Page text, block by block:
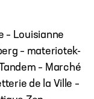
– Louisianne
– materiotek-
– Marché
de la Ville –